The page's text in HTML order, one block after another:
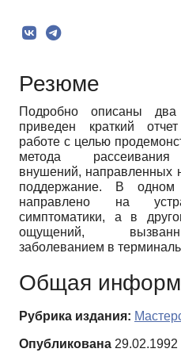
Резюме
Подробно описаны
приведен краткий
работе с целью
метода рассеивания
внушений, направленных
поддержание. В
направлено на
симптоматики, а в
ощущений,
заболеванием в
Общая
Рубрика издания:
Опубликована 29.02.1992